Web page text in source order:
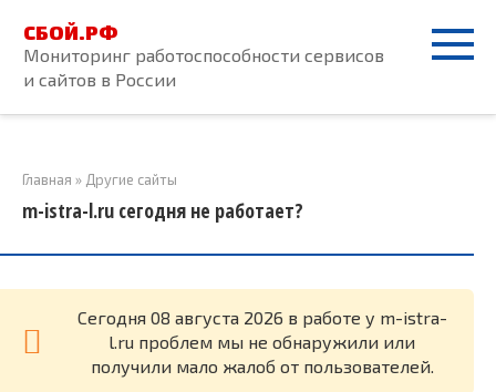
контенту
СБОЙ.РФ
Мониторинг работоспособности сервисов
и сайтов в России
Главная » Другие сайты
m-istra-l.ru сегодня не работает?
Cегодня 08 августа 2026 в работе у m-istra-
l.ru проблем мы не обнаружили или
получили мало жалоб от пользователей.